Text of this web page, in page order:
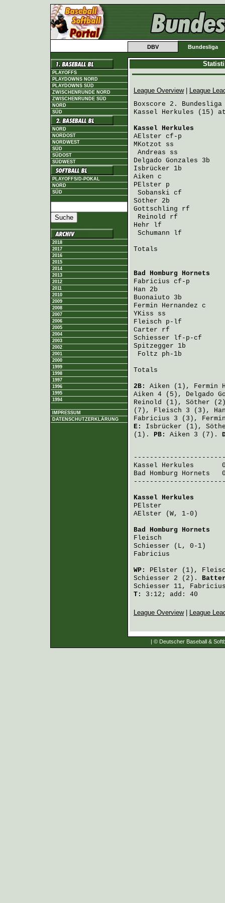
DBV Bundesliga
PLAYOFFS
PLAYDOWNS NORD
PLAYDOWNS SÜD
ZWISCHENRUNDE NORD
ZWISCHENRUNDE SÜD
NORD
SÜD
NORD
NORDOST
NORDWEST
SÜD
SÜDOST
SÜDWEST
PLAYOFFS/D-POKAL
NORD
SÜD
2018
2017
2016
2015
2014
2013
2012
2011
2010
2009
2008
2007
2006
2005
2004
2003
2002
2001
2000
1999
1998
1997
1996
1995
1994
IMPRESSUM
DATENSCHUTZERKLÄRUNG
League Overview|
League
Boxscore 2. Bundesliga
Kassel Herkules (15)
Kassel Herkules
AElster cf-p
MKotzot ss
Andreas ss
Delgado Gonzales 3b
Isbrücker 1b
Aiken c
PElster p
Sobanski cf
Söther 2b
Gottschling rf
Reinold rf
Hehr lf
Schumann lf
Totals
Bad Homburg Hornets
Fabricius cf-p
Han 2b
Buonaiuto 3b
Fermin Hernandez c
YKiss ss
Fleisch p-lf
Carter rf
Schiesser lf-p-cf
Spitzegger 1b
Foltz ph-1b
Totals
2B: Aiken (1), Fermin
Aiken 4 (5), Delgado
Reinold (1), Söther
(7), Fleisch 3 (3),
Fabricius 3 (3),
E: Isbrücker (1),
(1). PB: Aiken 3 (7).
Kassel Herkules
Bad Homburg Hornets
Kassel Herkules
PElster
AElster (W, 1-0)
Bad Homburg Hornets
Fleisch
Schiesser (L, 0-1)
Fabricius
WP: PElster (1),
Schiesser 2 (2).
Schiesser 11,
T:
3:12; add: 40
League Overview| League
| © Deutscher Baseball &